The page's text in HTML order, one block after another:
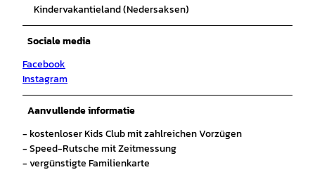
Kindervakantieland (Nedersaksen)
Sociale media
Facebook
Instagram
Aanvullende informatie
- kostenloser Kids Club mit zahlreichen Vorzügen
- Speed-Rutsche mit Zeitmessung
- vergünstigte Familienkarte